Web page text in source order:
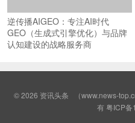
逆传播AIGEO：专注AI时代
GEO（生成式引擎优化）与品牌
认知建设的战略服务商
© 2026 资讯头条 （www.news-
有粤ICP